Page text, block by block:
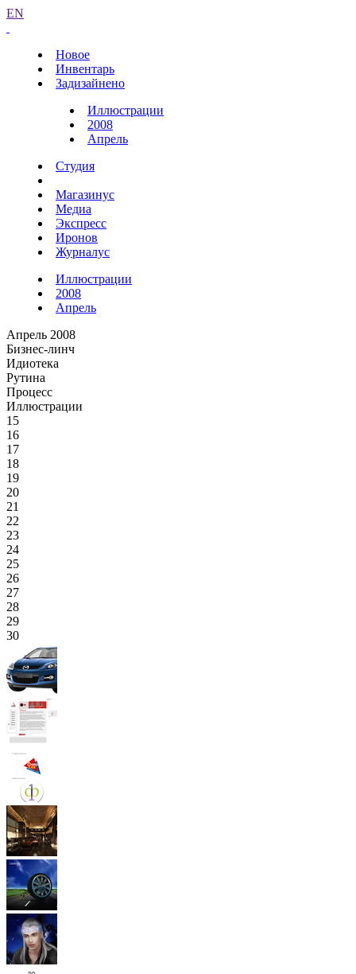
EN
Новое
Инвентарь
Задизайнено
Иллюстрации
2008
Апрель
Студия
Магазинус
Медиа
Экспресс
Иронов
Журналус
Иллюстрации
2008
Апрель
Апрель 2008
Бизнес-линч
Идиотека
Рутина
Процесс
Иллюстрации
15
16
17
18
19
20
21
22
23
24
25
26
27
28
29
30